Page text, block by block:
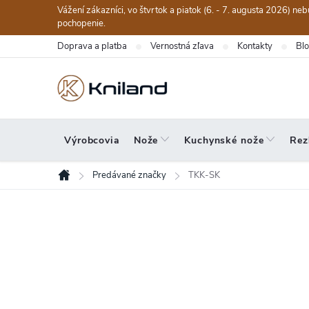
obsah
Vážení zákazníci, vo štvrtok a piatok (6. - 7. augusta 2026)
pochopenie.
Doprava a platba Vernostná zľava Kontakty
Výrobcovia Nože Kuchynské nože
Domov
Predávané značky TKK-SK